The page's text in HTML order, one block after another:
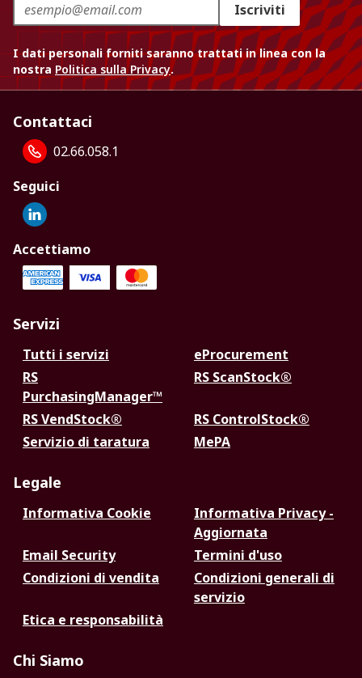
Iscriviti
I dati personali forniti saranno trattati in linea con la
nostra Politica sulla Privacy.
Contattaci
02.66.058.1
Seguici
Accettiamo
Servizi
Tutti i servizi
eProcurement
RS
PurchasingManager™
RS ScanStock®
RS VendStock®
RS ControlStock®
Servizio di taratura
MePA
Legale
Informativa Cookie
Informativa Privacy -
Aggiornata
Email Security
Termini d'uso
Condizioni di vendita
Condizioni generali di
servizio
Etica e responsabilità
Chi Siamo